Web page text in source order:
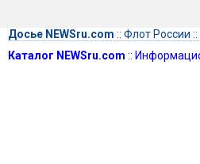
Досье NEWSru.com :: Флот России ::
Каталог NEWSru.com ::